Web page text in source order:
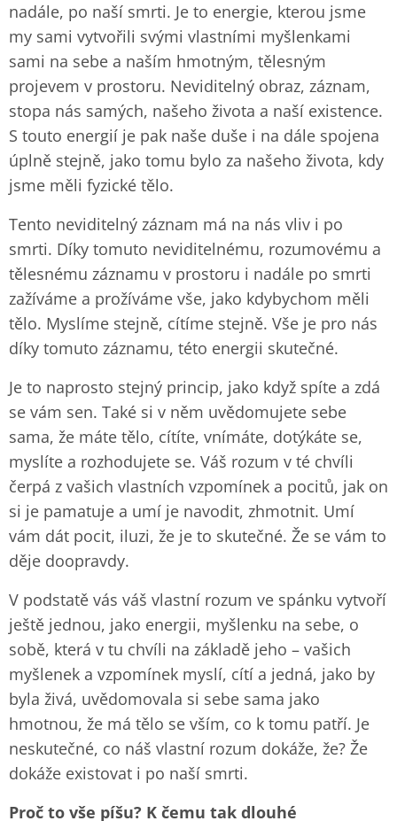
nadále, po naší smrti. Je to energie, kterou jsme
my sami vytvořili svými vlastními myšlenkami
sami na sebe a naším hmotným, tělesným
projevem v prostoru. Neviditelný obraz, záznam,
stopa nás samých, našeho života a naší existence.
S touto energií je pak naše duše i na dále spojena
úplně stejně, jako tomu bylo za našeho života, kdy
jsme měli fyzické tělo.
Tento neviditelný záznam má na nás vliv i po
smrti. Díky tomuto neviditelnému, rozumovému a
tělesnému záznamu v prostoru i nadále po smrti
zažíváme a prožíváme vše, jako kdybychom měli
tělo. Myslíme stejně, cítíme stejně. Vše je pro nás
díky tomuto záznamu, této energii skutečné.
Je to naprosto stejný princip, jako když spíte a zdá
se vám sen. Také si v něm uvědomujete sebe
sama, že máte tělo, cítíte, vnímáte, dotýkáte se,
myslíte a rozhodujete se. Váš rozum v té chvíli
čerpá z vašich vlastních vzpomínek a pocitů, jak on
si je pamatuje a umí je navodit, zhmotnit. Umí
vám dát pocit, iluzi, že je to skutečné. Že se vám to
děje doopravdy.
V podstatě vás váš vlastní rozum ve spánku vytvoří
ještě jednou, jako energii, myšlenku na sebe, o
sobě, která v tu chvíli na základě jeho – vašich
myšlenek a vzpomínek myslí, cítí a jedná, jako by
byla živá, uvědomovala si sebe sama jako
hmotnou, že má tělo se vším, co k tomu patří. Je
neskutečné, co náš vlastní rozum dokáže, že? Že
dokáže existovat i po naší smrti.
Proč to vše píšu? K čemu tak dlouhé